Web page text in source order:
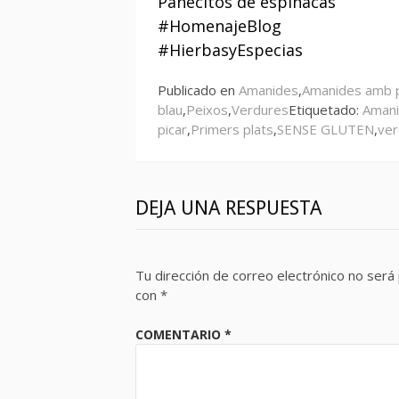
leyendo
#HomenajeBlog
#HierbasyEspecias
Publicado en Amanides,Amanides amb
blau,Peixos,VerduresEtiquetado:
picar,Primers plats,SENSE GLUTEN,
DEJA UNA RESPUESTA
Tu dirección de correo electrónico no será
con *
COMENTARIO *